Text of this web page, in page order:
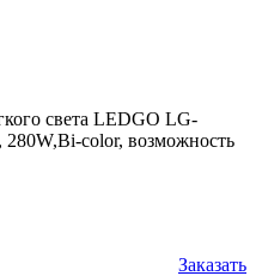
света LEDGO LG-
280W,Bi-color, возможность
Заказать